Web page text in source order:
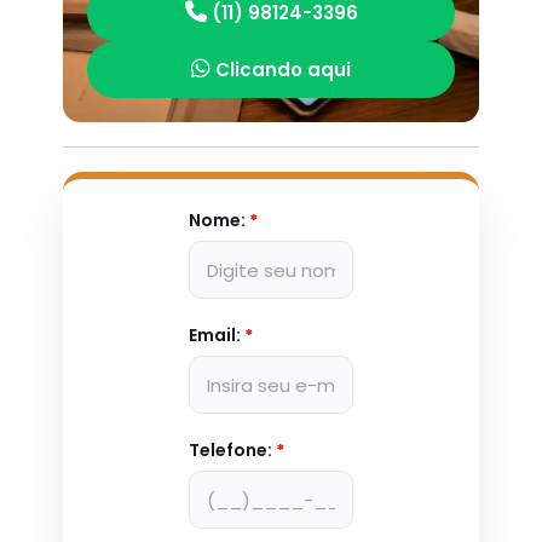
(11) 98124-3396
Clicando aqui
Nome: *
Email: *
Telefone: *